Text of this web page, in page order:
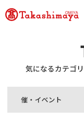
気になるカテゴ
催・イベント